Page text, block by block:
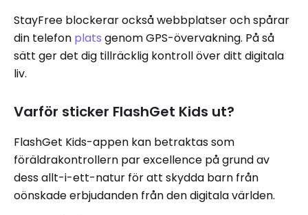
StayFree blockerar också webbplatser och spårar
din telefon plats genom GPS-övervakning. På så
sätt ger det dig tillräcklig kontroll över ditt digitala
liv.
Varför sticker FlashGet Kids ut?
FlashGet Kids-appen kan betraktas som
föräldrakontrollern par excellence på grund av
dess allt-i-ett-natur för att skydda barn från
oönskade erbjudanden från den digitala världen.